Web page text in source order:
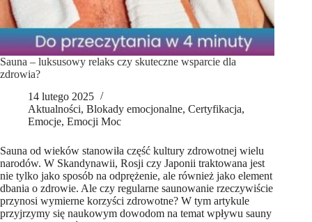
Sauna – luksusowy relaks czy skuteczne wsparcie dla
zdrowia?
14 lutego 2025
Aktualności, Blokady emocjonalne, Certyfikacja,
Emocje, Emocji Moc
Sauna od wieków stanowiła część kultury zdrowotnej wielu
narodów. W Skandynawii, Rosji czy Japonii traktowana jest
nie tylko jako sposób na odprężenie, ale również jako element
dbania o zdrowie. Ale czy regularne saunowanie rzeczywiście
przynosi wymierne korzyści zdrowotne? W tym artykule
przyjrzymy się naukowym dowodom na temat wpływu sauny